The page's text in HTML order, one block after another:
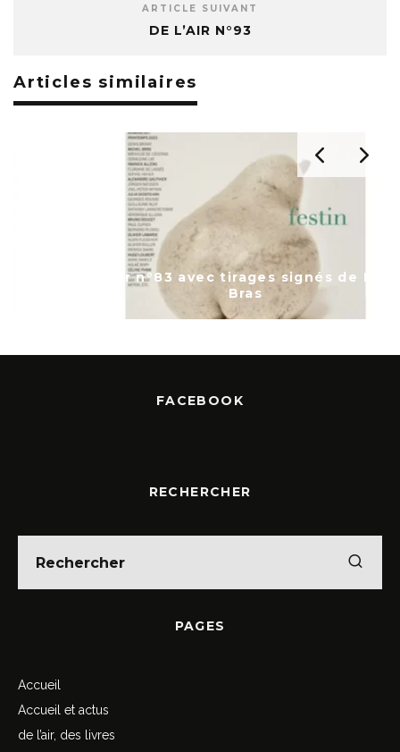
ARTICLE SUIVANT
DE L’AIR N°93
Articles similaires
de l’air n°83 avec tirages signés de Michel
FACEBOOK
RECHERCHER
PAGES
Accueil
Accueil et actus
de l’air, des livres